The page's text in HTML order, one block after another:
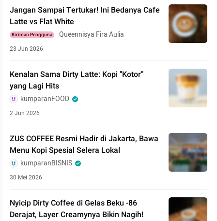
Jangan Sampai Tertukar! Ini Bedanya Cafe
Latte vs Flat White
Kiriman Pengguna Queennisya Fira Aulia
23 Jun 2026
Kenalan Sama Dirty Latte: Kopi "Kotor"
yang Lagi Hits
kumparanFOOD
2 Jun 2026
ZUS COFFEE Resmi Hadir di Jakarta, Bawa
Menu Kopi Spesial Selera Lokal
kumparanBISNIS
30 Mei 2026
Nyicip Dirty Coffee di Gelas Beku -86
Derajat, Layer Creamynya Bikin Nagih!